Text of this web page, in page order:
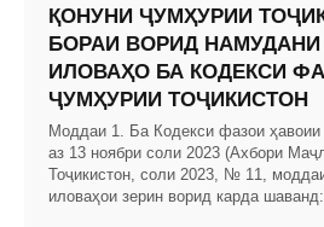
ҚОНУНИ ҶУМҲУРИИ
БОРАИ ВОРИД НАМУДАНИ
ИЛОВАҲО БА КОДЕКСИ
ҶУМҲУРИИ ТОҶИКИСТОН
Моддаи 1. Ба Кодекси фазои ҳавоии
аз 13 ноябри соли 2023 (Ахбори
Тоҷикистон, соли 2023, № 11,
иловаҳои зерин ворид карда